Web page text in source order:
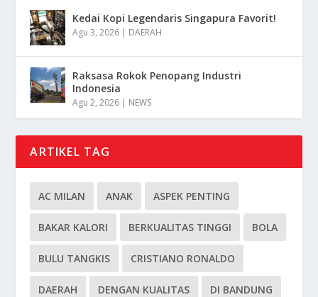
Kedai Kopi Legendaris Singapura Favorit!
Agu 3, 2026 | DAERAH
Raksasa Rokok Penopang Industri
Indonesia
Agu 2, 2026 | NEWS
ARTIKEL TAG
AC MILAN ANAK ASPEK PENTING
BAKAR KALORI BERKUALITAS TINGGI BOLA
BULU TANGKIS CRISTIANO RONALDO
DAERAH DENGAN KUALITAS DI BANDUNG